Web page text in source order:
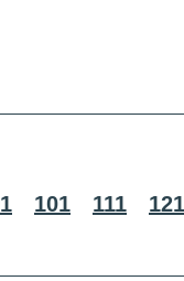
101 111 121